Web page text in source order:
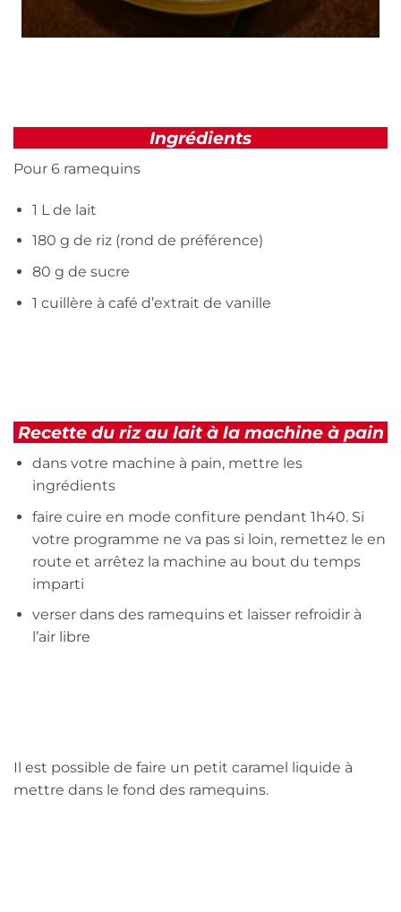
Ingrédients
Pour 6 ramequins
1 L de lait
180 g de riz (rond de préférence)
80 g de sucre
1 cuillère à café d’extrait de vanille
Recette du riz au lait à la machine à pain
dans votre machine à pain, mettre les
ingrédients
faire cuire en mode confiture pendant 1h40. Si
votre programme ne va pas si loin, remettez le en
route et arrêtez la machine au bout du temps
imparti
verser dans des ramequins et laisser refroidir à
l’air libre
Il est possible de faire un petit caramel liquide à
mettre dans le fond des ramequins.